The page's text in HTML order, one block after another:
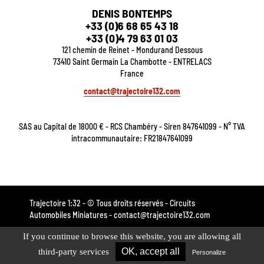
DENIS BONTEMPS
+33 (0)6 68 65 43 18
+33 (0)4 79 63 01 03
121 chemin de Reinet - Mondurand Dessous
73410 Saint Germain La Chambotte - ENTRELACS
France
contact@trajectoire132.com
SAS au Capital de 18000 € - RCS Chambéry - Siren 847641099 - N° TVA
intracommunautaire: FR21847641099
Trajectoire 1:32 - © Tous droits réservés - Circuits
Automobiles Miniatures -contact@trajectoire132.com
If you continue to browse this website, you are allowing all
third-party services
OK, accept all Personalize